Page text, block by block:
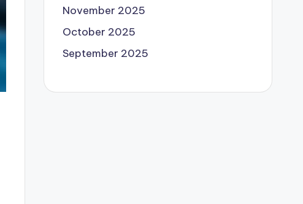
November 2025
October 2025
September 2025